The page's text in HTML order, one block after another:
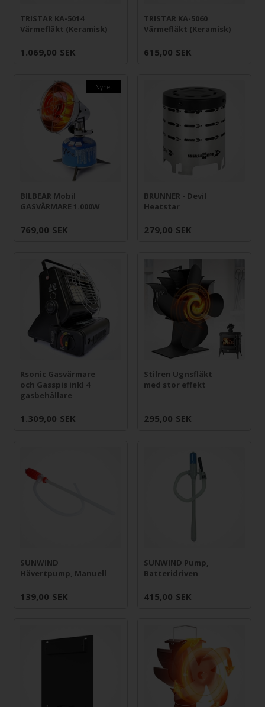
TRISTAR KA-5014
Värmefläkt (Keramisk)
1.069,00 SEK
TRISTAR KA-5060
Värmefläkt (Keramisk)
615,00 SEK
Nyhet
BILBEAR Mobil
GASVÄRMARE 1.000W
769,00 SEK
BRUNNER - Devil
Heatstar
279,00 SEK
Rsonic Gasvärmare
och Gasspis inkl 4
gasbehållare
1.309,00 SEK
Stilren Ugnsfläkt
med stor effekt
295,00 SEK
SUNWIND
Hävertpump, Manuell
139,00 SEK
SUNWIND Pump,
Batteridriven
415,00 SEK